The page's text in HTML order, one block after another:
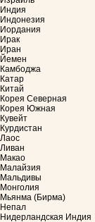
Индия
Индонезия
Иордания
Ирак
Иран
Йемен
Камбоджа
Катар
Китай
Корея Северная
Корея Южная
Кувейт
Курдистан
Лаос
Ливан
Макао
Малайзия
Мальдивы
Монголия
Мьянма (Бирма)
Непал
Нидерландская Индия